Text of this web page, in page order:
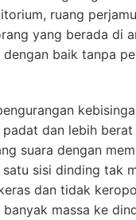
ruang
yang berada di
baik tanpa
dan lebih berat
suara dengan
sisi dinding tak
dan tidak
massa ke